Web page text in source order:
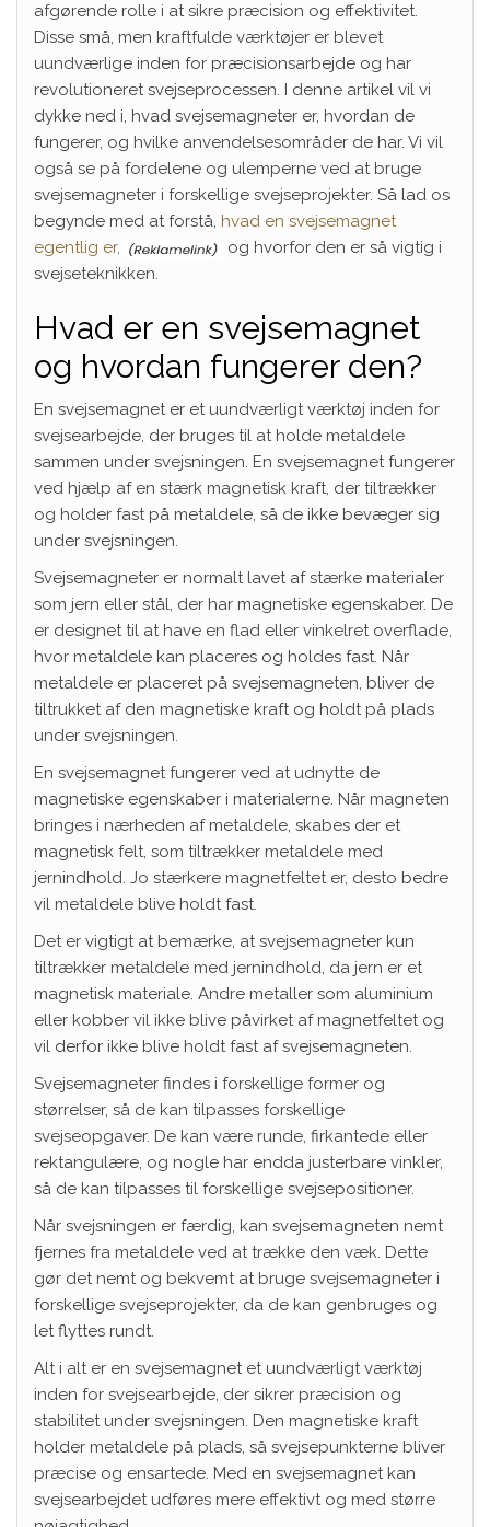
afgørende rolle i at sikre præcision og effektivitet.
Disse små, men kraftfulde værktøjer er blevet
uundværlige inden for præcisionsarbejde og har
revolutioneret svejseprocessen. I denne artikel vil vi
dykke ned i, hvad svejsemagneter er, hvordan de
fungerer, og hvilke anvendelsesområder de har. Vi vil
også se på fordelene og ulemperne ved at bruge
svejsemagneter i forskellige svejseprojekter. Så lad os
begynde med at forstå, hvad en svejsemagnet
egentlig er,
og hvorfor den er så vigtig i
svejseteknikken.
Hvad er en svejsemagnet
og hvordan fungerer den?
En svejsemagnet er et uundværligt værktøj inden for
svejsearbejde, der bruges til at holde metaldele
sammen under svejsningen. En svejsemagnet fungerer
ved hjælp af en stærk magnetisk kraft, der tiltrækker
og holder fast på metaldele, så de ikke bevæger sig
under svejsningen.
Svejsemagneter er normalt lavet af stærke materialer
som jern eller stål, der har magnetiske egenskaber. De
er designet til at have en flad eller vinkelret overflade,
hvor metaldele kan placeres og holdes fast. Når
metaldele er placeret på svejsemagneten, bliver de
tiltrukket af den magnetiske kraft og holdt på plads
under svejsningen.
En svejsemagnet fungerer ved at udnytte de
magnetiske egenskaber i materialerne. Når magneten
bringes i nærheden af metaldele, skabes der et
magnetisk felt, som tiltrækker metaldele med
jernindhold. Jo stærkere magnetfeltet er, desto bedre
vil metaldele blive holdt fast.
Det er vigtigt at bemærke, at svejsemagneter kun
tiltrækker metaldele med jernindhold, da jern er et
magnetisk materiale. Andre metaller som aluminium
eller kobber vil ikke blive påvirket af magnetfeltet og
vil derfor ikke blive holdt fast af svejsemagneten.
Svejsemagneter findes i forskellige former og
størrelser, så de kan tilpasses forskellige
svejseopgaver. De kan være runde, firkantede eller
rektangulære, og nogle har endda justerbare vinkler,
så de kan tilpasses til forskellige svejsepositioner.
Når svejsningen er færdig, kan svejsemagneten nemt
fjernes fra metaldele ved at trække den væk. Dette
gør det nemt og bekvemt at bruge svejsemagneter i
forskellige svejseprojekter, da de kan genbruges og
let flyttes rundt.
Alt i alt er en svejsemagnet et uundværligt værktøj
inden for svejsearbejde, der sikrer præcision og
stabilitet under svejsningen. Den magnetiske kraft
holder metaldele på plads, så svejsepunkterne bliver
præcise og ensartede. Med en svejsemagnet kan
svejsearbejdet udføres mere effektivt og med større